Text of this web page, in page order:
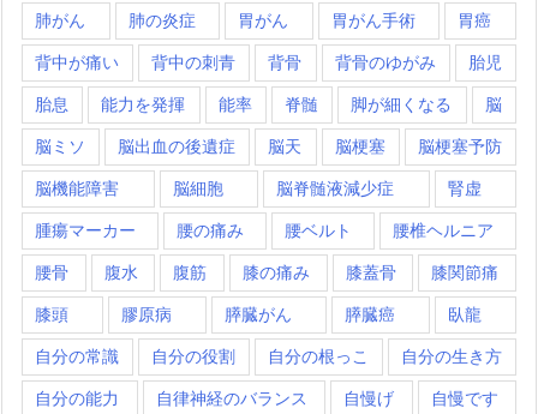
肺がん 肺の炎症 胃がん 胃がん手術 胃癌
背中が痛い 背中の刺青 背骨 背骨のゆがみ 胎児
胎息 能力を発揮 能率 脊髄 脚が細くなる 脳
脳ミソ 脳出血の後遺症 脳天 脳梗塞 脳梗塞予防
脳機能障害 脳細胞 脳脊髄液減少症 腎虚
腫瘍マーカー 腰の痛み 腰ベルト 腰椎ヘルニア
腰骨 腹水 腹筋 膝の痛み 膝蓋骨 膝関節痛
膝頭 膠原病 膵臓がん 膵臓癌 臥龍
自分の常識 自分の役割 自分の根っこ 自分の生き方
自分の能力 自律神経のバランス 自慢げ 自慢です